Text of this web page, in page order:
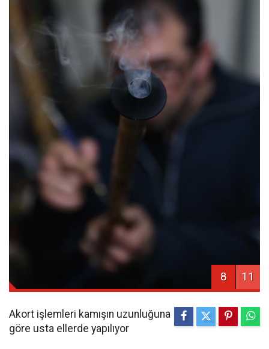
8 11
Akort işlemleri kamışın uzunluğuna
göre usta ellerde yapılıyor